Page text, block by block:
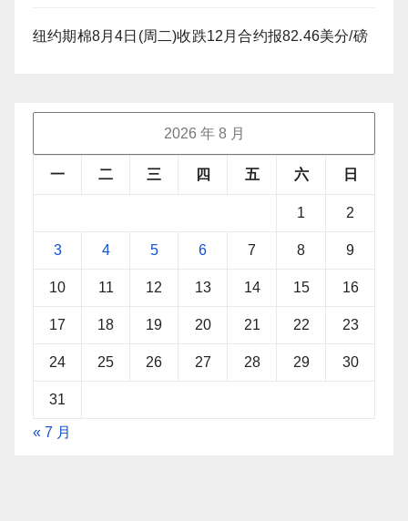
纽约期棉8月4日(周二)收跌12月合约报82.46美分/磅
2026 年 8 月
一 二 三 四 五 六 日
1 2
3 4 5 6 7 8 9
10 11 12 13 14 15 16
17 18 19 20 21 22 23
24 25 26 27 28 29 30
31
« 7 月